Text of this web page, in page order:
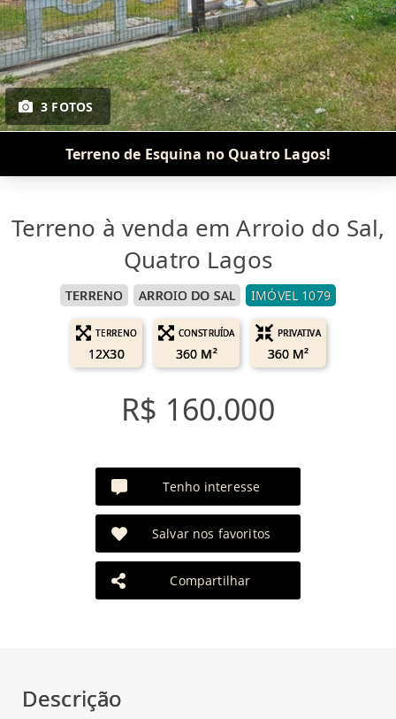
3 FOTOS
Terreno de Esquina no Quatro Lagos!
Terreno à venda em Arroio do Sal,
Quatro Lagos
TERRENO ARROIO DO SAL IMÓVEL 1079
TERRENO
12X30
CONSTRUÍDA
360 M²
PRIVATIVA
360 M²
R$ 160.000
Tenho interesse
Salvar nos favoritos
Compartilhar
Descrição